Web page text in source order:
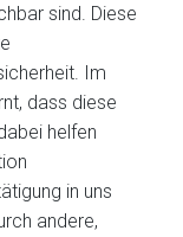
sind. Diese
Im
dass diese
helfen
in uns
andere,